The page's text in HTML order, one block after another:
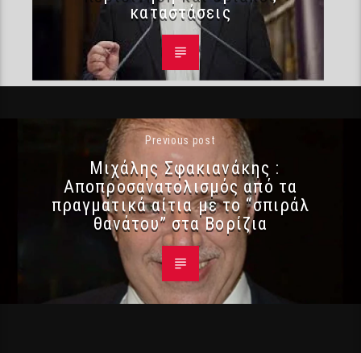
καταστάσεις
Previous post
Μιχάλης Σφακιανάκης :
Αποπροσανατολισμός από τα
πραγματικά αίτια με το “σπιράλ
θανάτου” στα Βορίζια